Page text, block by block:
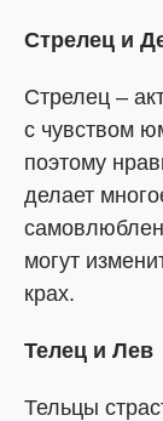
Стрелец и
Стрелец –
с чувством
поэтому
делает
могут
крах.
Телец и Лев
Тельцы